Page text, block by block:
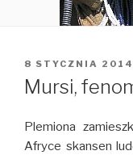
OPUBLIKOWANE
W
8 STYCZNIA 2014
Mursi,
Plemiona
Afryce skansen